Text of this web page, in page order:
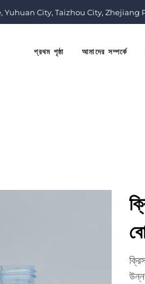
Yuhuan City, Taizhou City, Zhejiang
প্রথম পৃষ্ঠা আমাদের সম্পর্কে